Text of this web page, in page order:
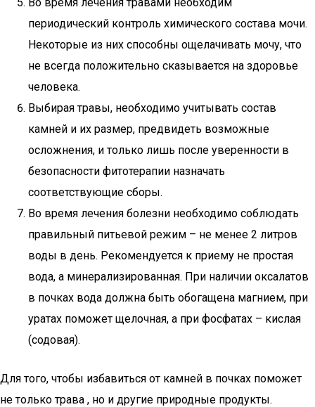
периодический контроль химического состава мочи.
Некоторые из них способны ощелачивать мочу, что
не всегда положительно сказывается на здоровье
человека.
Выбирая травы, необходимо учитывать состав
камней и их размер, предвидеть возможные
осложнения, и только лишь после уверенности в
безопасности фитотерапии назначать
соответствующие сборы.
Во время лечения болезни необходимо соблюдать
правильный питьевой режим – не менее 2 литров
воды в день. Рекомендуется к приему не простая
вода, а минерализированная. При наличии оксалатов
в почках вода должна быть обогащена магнием, при
уратах поможет щелочная, а при фосфатах – кислая
(содовая).
Для того, чтобы избавиться от камней в почках поможет
не только трава , но и другие природные продукты.